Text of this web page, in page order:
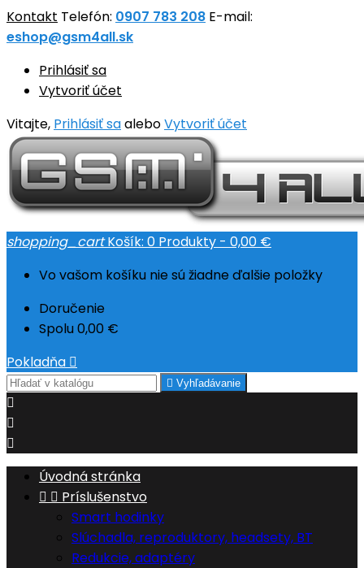
Kontakt Telefón: 0907 783 208 E-mail:
eshop@gsm4all.sk
Prihlásiť sa
Vytvoriť účet
Vitajte, Prihlásiť saaleboVytvoriť účet
shopping_cart Košík: 0 Produkty - 0,00 €
Vo vašom košíku nie sú žiadne ďalšie položky
Doručenie
Spolu0,00 €
Pokladňa 
 Vyhľadávanie



Úvodná stránka
  Príslušenstvo
Smart hodinky
Slúchadla, reproduktory, headsety, BT
Redukcie, adaptéry